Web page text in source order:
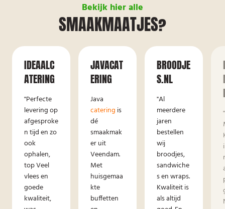
Bekijk hier alle
SMAAKMAATJES?
IDEAALC
ATERING
"Perfecte
levering op
afgesproke
n tijd en zo
ook
ophalen,
top Veel
vlees en
goede
kwaliteit,
JAVACAT
ERING
Java
catering is
dé
smaakmak
er uit
Veendam.
Met
huisgemaa
kte
buffetten
BROODJE
S.NL
"Al
meerdere
jaren
bestellen
wij
broodjes,
sandwiche
s en wraps.
Kwaliteit is
als altijd